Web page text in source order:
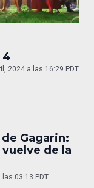
4
2024 a las 16:29 PDT
Gagarin:
de la
las 03:13 PDT